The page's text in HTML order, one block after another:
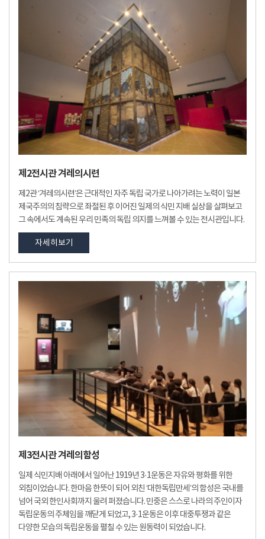
제2전시관 겨레의시련
제2관 ‘겨레의시련’은 근대적인 자주 독립 국가로 나아가려는 노력이 일본
제국주의의 침략으로 좌절된 후 이어진 일제의 식민 지배 실상을 살펴보고
그 속에서도 계속된 우리 민족의 독립 의지를 느껴볼 수 있는 전시관입니다.
자세히보기
제3전시관 겨레의함성
일제 식민지배 아래에서 일어난 1919년 3·1운동은 자유와 평화를 위한
외침이었습니다. 한마음 한뜻이 되어 외친 ‘대한독립만세’의 함성은 국내를
넘어 국외 한인사회까지 울려 퍼졌습니다. 민중은 스스로 나라의 주인이자
독립운동의 주체임을 깨닫게 되었고, 3·1운동은 이후 대중투쟁과 같은
다양한 모습의 독립운동을 펼칠 수 있는 원동력이 되었습니다.